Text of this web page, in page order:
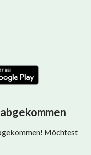
Möchtest